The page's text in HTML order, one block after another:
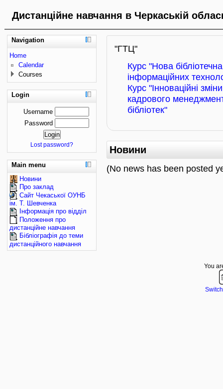
Дистанційне навчання в Черкаській
"ГТЦ"
Курс "Нова
інформаційних
Курс "Інноваційні
кадрового
бібліотек"
Новини
(No news has been posted
Navigation
Home
Calendar
Courses
Login
Username
Password
Lost password?
Main menu
Новини
Про заклад
Сайт Чекаської ОУНБ
ім. Т. Шевченка
Інформація про відділ
Положення про
дистанційне навчання
Бібліографія до теми
дистанційного навчання
You